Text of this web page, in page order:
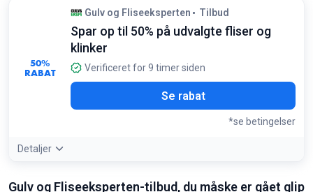
Tilbudsdetaljer:
Pergo Visby-serien tilbyder her nogle af de
højeste rabatter på slidstærke laminatgulve
Betingelser:
Rabatten gælder for udvalgte modeller og mærker som
Pergo og Nordic Floor
50%
RABAT
Gulv og Fliseeksperten Tilbud
Spar op til 50% på udvalgte fliser og
klinker
Verificeret for 9 timer siden
Se rabat
*se betingelser
Detaljer
til både køkken og badeværelsesprojekter
Gulv og Fliseeksperten-tilbud, du måske er gået glip